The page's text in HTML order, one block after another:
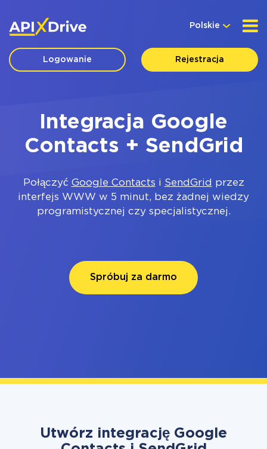
Polskie
Logowanie Rejestracja
Integracja Google
Contacts + SendGrid
Połączyć Google Contacts i SendGrid przez
interfejs WWW w 5 minut, bez żadnej wiedzy
programistycznej czy specjalistycznej.
Spróbuj za darmo
Utwórz integrację Google